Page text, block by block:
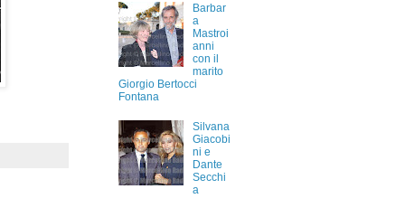
Barbar
a
Mastroi
anni
con il
marito
Giorgio Bertocci
Fontana
Silvana
Giacobi
ni e
Dante
Secchi
a